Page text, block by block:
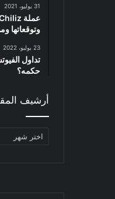
31 يوليو، 2021
وتوقعاتها
23 يوليو، 2022
تداول
حكمه؟
أرشيف
أرشيف